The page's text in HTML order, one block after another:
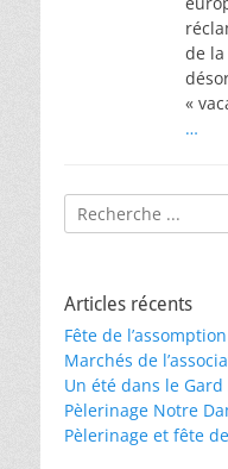
de la
«
…
Rechercher :
Articles récents
Fête de
Marchés de
Un été dans le Gard
Pèlerinage Notre
Pèlerinage et fête